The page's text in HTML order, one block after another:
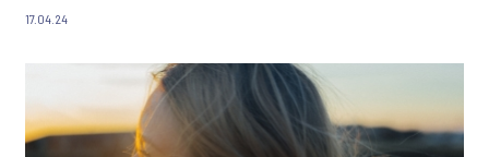
bezpieczeństwo.
17.04.24